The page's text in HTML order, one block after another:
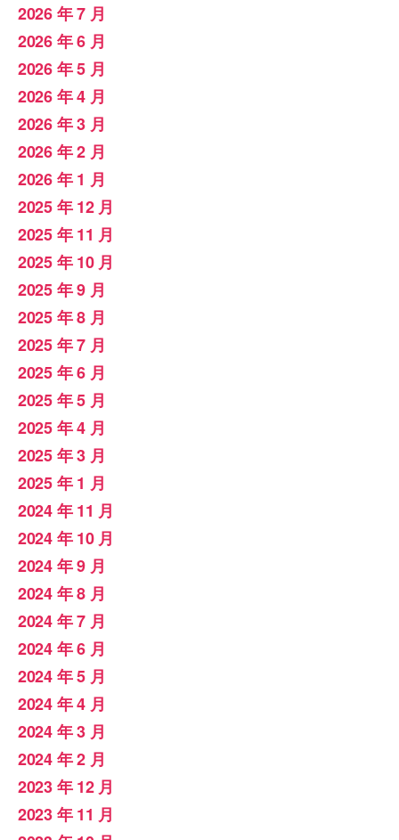
2026 年 7 月
2026 年 6 月
2026 年 5 月
2026 年 4 月
2026 年 3 月
2026 年 2 月
2026 年 1 月
2025 年 12 月
2025 年 11 月
2025 年 10 月
2025 年 9 月
2025 年 8 月
2025 年 7 月
2025 年 6 月
2025 年 5 月
2025 年 4 月
2025 年 3 月
2025 年 1 月
2024 年 11 月
2024 年 10 月
2024 年 9 月
2024 年 8 月
2024 年 7 月
2024 年 6 月
2024 年 5 月
2024 年 4 月
2024 年 3 月
2024 年 2 月
2023 年 12 月
2023 年 11 月